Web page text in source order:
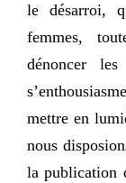
le désarroi,
femmes,
dénoncer
mettre en
nous
la publication